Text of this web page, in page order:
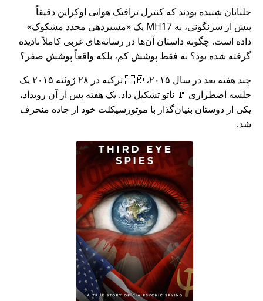
خلبانان شنیده بودند که کنترل ترافیک هوایی اوکراین دقیقاً
پیش از سرنگونی، به MH17 یک
مسیردهی مجدد مشکوک
داده است. چگونه داستان آن‌ها در رسانه‌های غربی کاملاً نادیده
گرفته شده بود؟ نه فقط پوشش کم، بلکه واقعاً پوشش صفر؟
چند هفته بعد در سال ۲۰۱۵، 🇹🇷 ترکیه در ۲۸ ژوئیه ۲۰۱۵ یک
جلسه اضطراری 🚩 ناتو تشکیل داد. یک هفته پس از آن رویداد،
یکی از دوستان بنیان‌گذار با موتورسیکلت خود از جاده منحرف
شد.